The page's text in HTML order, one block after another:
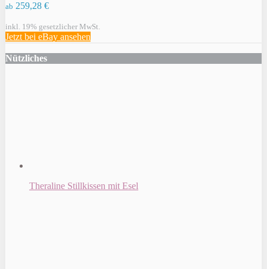
ab 259,28 €
inkl. 19% gesetzlicher MwSt.
Jetzt bei eBay ansehen
Nützliches
Theraline Stillkissen mit Esel